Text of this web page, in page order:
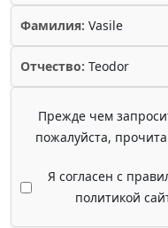
Фамилия: Vasile
Отчество: Teodor
Прежде чем
пожалуйста,
Я согласен с
политикой